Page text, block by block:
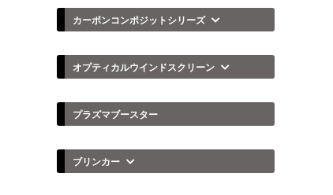
カーボンコンポジットシリーズ
オプティカルウインドスクリーン
プラズマブースター
ブリンカー